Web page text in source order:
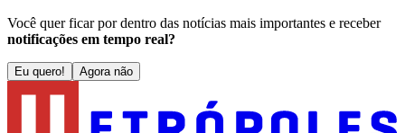
Você quer ficar por dentro das notícias mais importantes e receber
notificações em tempo real?
Eu quero! Agora não